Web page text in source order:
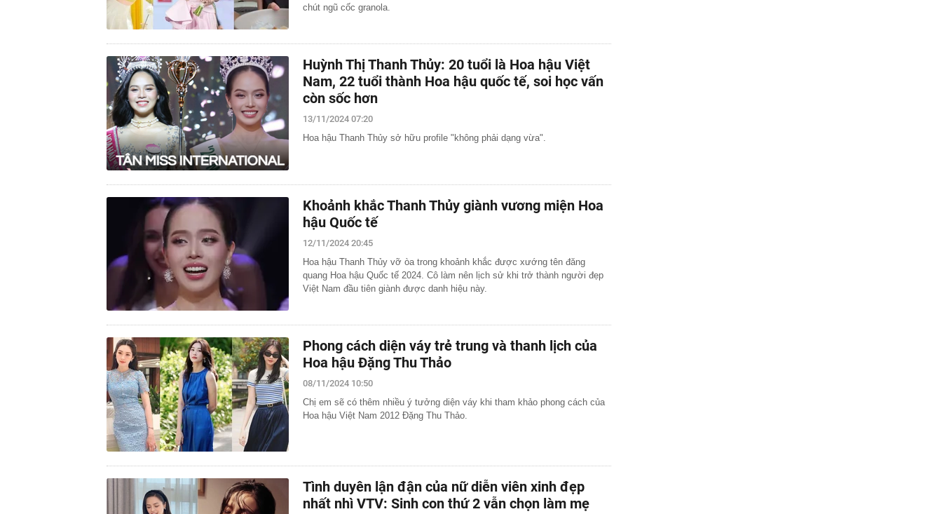
chút ngũ cốc granola.
Huỳnh Thị Thanh Thủy: 20 tuổi là Hoa hậu Việt
Nam, 22 tuổi thành Hoa hậu quốc tế, soi học vấn
còn sốc hơn
13/11/2024 07:20
Hoa hậu Thanh Thủy sở hữu profile "không phải dạng vừa".
Khoảnh khắc Thanh Thủy giành vương miện Hoa
hậu Quốc tế
12/11/2024 20:45
Hoa hậu Thanh Thủy vỡ òa trong khoảnh khắc được xướng tên đăng
quang Hoa hậu Quốc tế 2024. Cô làm nên lịch sử khi trở thành người đẹp
Việt Nam đầu tiên giành được danh hiệu này.
Phong cách diện váy trẻ trung và thanh lịch của
Hoa hậu Đặng Thu Thảo
08/11/2024 10:50
Chị em sẽ có thêm nhiều ý tưởng diện váy khi tham khảo phong cách của
Hoa hậu Việt Nam 2012 Đặng Thu Thảo.
Tình duyên lận đận của nữ diễn viên xinh đẹp
nhất nhì VTV: Sinh con thứ 2 vẫn chọn làm mẹ